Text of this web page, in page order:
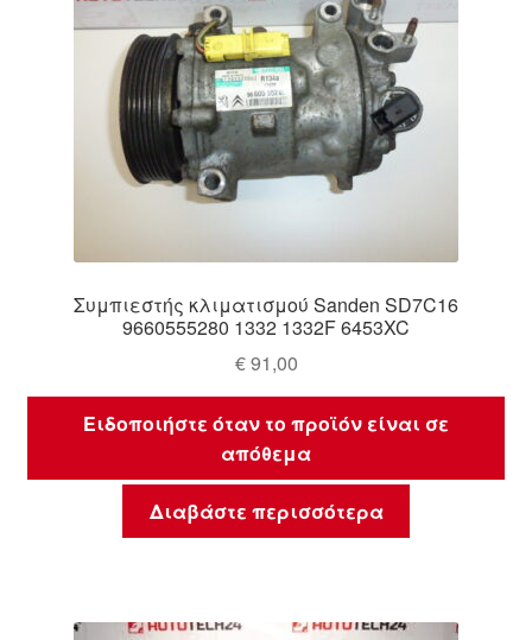
Συμπιεστής κλιματισμού Sanden SD7C16
9660555280 1332 1332F 6453XC
€91,00
Ειδοποιήστε όταν το προϊόν είναι σε
απόθεμα
Διαβάστε περισσότερα